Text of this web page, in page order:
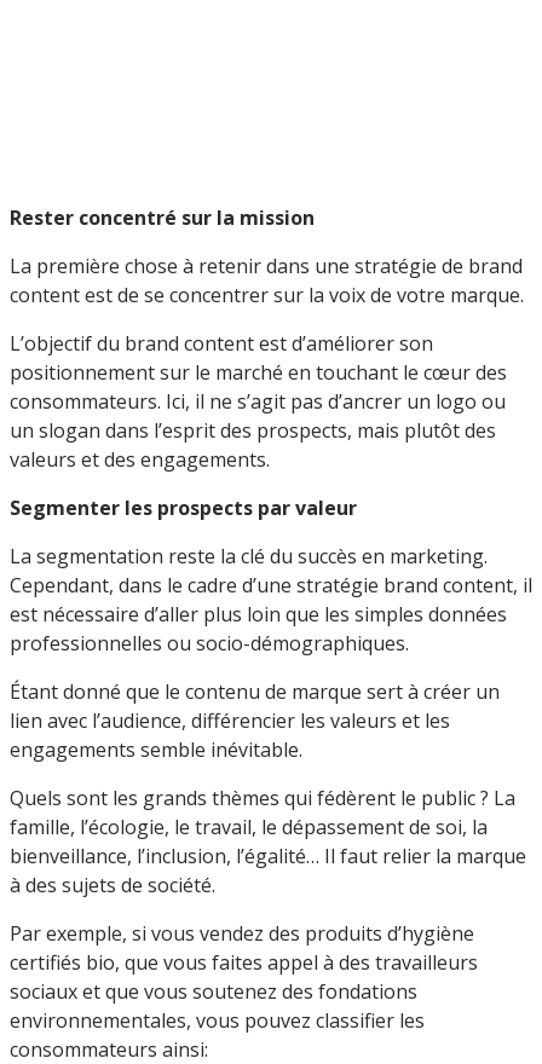
Rester concentré sur la mission
La première chose à retenir dans une stratégie de brand
content est de se concentrer sur la voix de votre marque.
L’objectif du brand content est d’améliorer son
positionnement sur le marché en touchant le cœur des
consommateurs. Ici, il ne s’agit pas d’ancrer un logo ou
un slogan dans l’esprit des prospects, mais plutôt des
valeurs et des engagements.
Segmenter les prospects par valeur
La segmentation reste la clé du succès en marketing.
Cependant, dans le cadre d’une stratégie brand content, il
est nécessaire d’aller plus loin que les simples données
professionnelles ou socio-démographiques.
Étant donné que le contenu de marque sert à créer un
lien avec l’audience, différencier les valeurs et les
engagements semble inévitable.
Quels sont les grands thèmes qui fédèrent le public ? La
famille, l’écologie, le travail, le dépassement de soi, la
bienveillance, l’inclusion, l’égalité… Il faut relier la marque
à des sujets de société.
Par exemple, si vous vendez des produits d’hygiène
certifiés bio, que vous faites appel à des travailleurs
sociaux et que vous soutenez des fondations
environnementales, vous pouvez classifier les
consommateurs ainsi: